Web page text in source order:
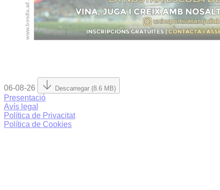
06-08-26 Descarregar (8.6 MB)
Presentació
Avís legal
Política de Privacitat
Política de Cookies